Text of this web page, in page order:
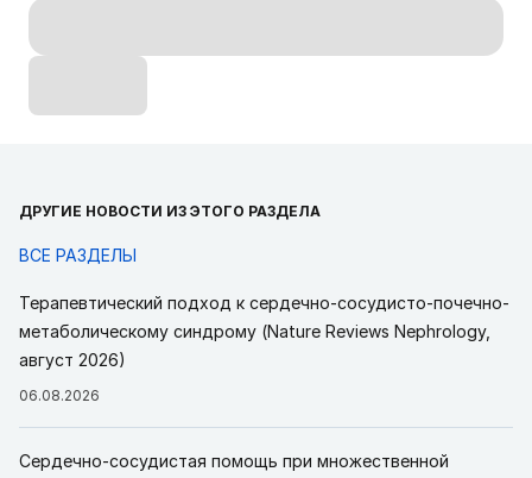
ДРУГИЕ НОВОСТИ ИЗ ЭТОГО РАЗДЕЛА
ВСЕ РАЗДЕЛЫ
Терапевтический подход к сердечно-сосудисто-почечно-
метаболическому синдрому (Nature Reviews Nephrology,
август 2026)
06.08.2026
Сердечно-сосудистая помощь при множественной